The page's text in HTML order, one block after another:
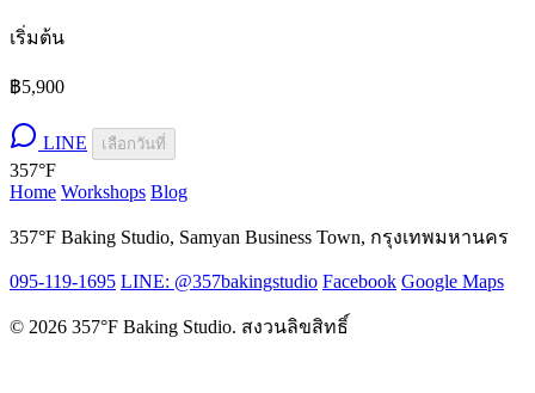
เริ่มต้น
฿5,900
LINE เลือกวันที่
357°F
Home Workshops Blog
357°F Baking Studio, Samyan Business Town, กรุงเทพมหานคร
095-119-1695 LINE: @357bakingstudio Facebook Google Maps
© 2026 357°F Baking Studio. สงวนลิขสิทธิ์